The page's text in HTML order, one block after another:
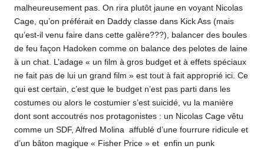
malheureusement pas. On rira plutôt jaune en voyant Nicolas
Cage, qu’on préférait en Daddy classe dans Kick Ass (mais
qu’est-il venu faire dans cette galère???), balancer des boules
de feu façon Hadoken comme on balance des pelotes de laine
à un chat. L’adage « un film à gros budget et à effets spéciaux
ne fait pas de lui un grand film » est tout à fait approprié ici. Ce
qui est certain, c’est que le budget n’est pas parti dans les
costumes ou alors le costumier s’est suicidé, vu la manière
dont sont accoutrés nos protagonistes : un Nicolas Cage vêtu
comme un SDF, Alfred Molina affublé d’une fourrure ridicule et
d’un bâton magique « Fisher Price » et enfin un punk